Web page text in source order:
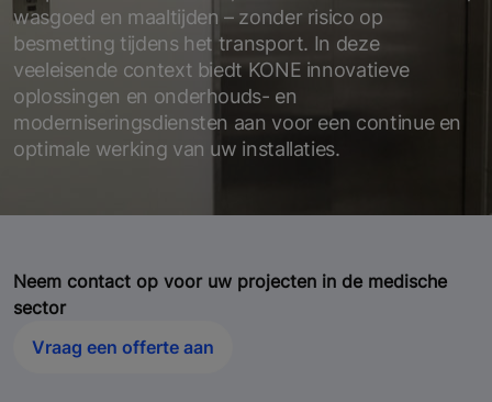
wasgoed en maaltijden – zonder risico op
besmetting tijdens het transport. In deze
veeleisende context biedt KONE innovatieve
oplossingen en onderhouds- en
moderniseringsdiensten aan voor een continue en
optimale werking van uw installaties.
Neem contact op voor uw projecten in de medische
sector
Vraag een offerte aan